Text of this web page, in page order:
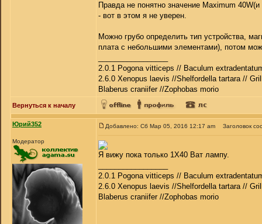
Правда не понятно значение Maximum
- вот в этом я не уверен.
Можно грубо определить тип устройства,
плата с небольшими элементами), потом
2.0.1 Pogona vitticeps // Baculum
2.6.0 Xenopus laevis //Shelfordella tartara //
Blaberus craniifer //Zophobas morio
Вернуться к началу
Юрий352
Модератор
Добавлено: Сб Мар 05, 2016 12:17 am Заголовок
Я вижу пока только 1Х40 Ват лампу.
2.0.1 Pogona vitticeps // Baculum
2.6.0 Xenopus laevis //Shelfordella tartara //
Blaberus craniifer //Zophobas morio